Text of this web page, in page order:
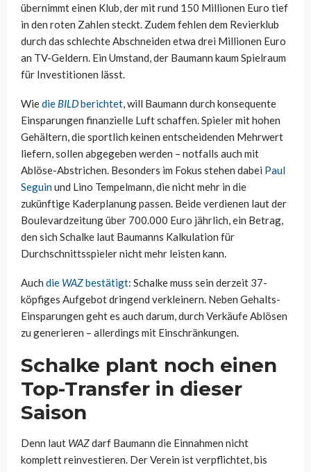
übernimmt einen Klub, der mit rund 150 Millionen Euro tief
in den roten Zahlen steckt. Zudem fehlen dem Revierklub
durch das schlechte Abschneiden etwa drei Millionen Euro
an TV-Geldern. Ein Umstand, der Baumann kaum Spielraum
für Investitionen lässt.
Wiedie BILDberichtet, will Baumann durch konsequente
Einsparungen finanzielle Luft schaffen. Spieler mit hohen
Gehältern, die sportlich keinen entscheidenden Mehrwert
liefern, sollen abgegeben werden – notfalls auch mit
Ablöse-Abstrichen. Besonders im Fokus stehen dabei Paul
Seguinund Lino Tempelmann, die nicht mehr in die
zukünftige Kaderplanung passen. Beide verdienen laut der
Boulevardzeitung über 700.000 Euro jährlich, ein Betrag,
den sich Schalke laut Baumanns Kalkulation für
Durchschnittsspieler nicht mehr leisten kann.
Auch die WAZbestätigt: Schalke muss sein derzeit 37-
köpfiges Aufgebot dringend verkleinern. Neben Gehalts-
Einsparungen geht es auch darum, durch Verkäufe Ablösen
zu generieren – allerdings mit Einschränkungen.
Schalke plant noch einen
Top-Transfer in dieser
Saison
Denn laut WAZdarf Baumann die Einnahmen nicht
komplett reinvestieren. Der Verein ist verpflichtet, bis